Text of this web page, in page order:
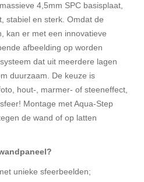
® weersbestendige
4,5mm SPC basisplaat,
stabiel en sterk. Omdat de
kan er met een innovatieve
afbeelding op worden
dat uit meerdere lagen
duurzaam. De keuze is
hout-, marmer- of steeneffect,
Montage met Aqua-Step
de wand of op latten
unieke sfeerbeelden;